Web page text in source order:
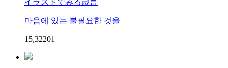
イラストでみる箴言
마음에 있는 불필요한 것을
15,32201